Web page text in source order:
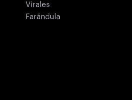
Virales
Farándula